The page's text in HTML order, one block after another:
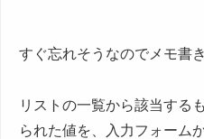
すぐ忘れそうなのでメモ書き
リストの一覧から該当する
られた値を、入力フォーム